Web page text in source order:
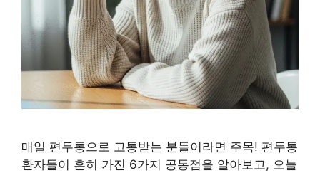
매일 편두통으로 고통받는 분들이라면 주목! 편두통
환자들이 흔히 가진 6가지 공통점을 알아보고, 오늘